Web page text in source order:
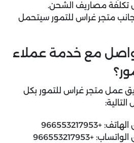
تكلفة مصاريف الشحن.
جانب متجر غراس للتمور سيتحمل
مع خدمة عملاء
عمل متجر غراس للتمور بكل
الهاتف: +966553217953
+966553217953